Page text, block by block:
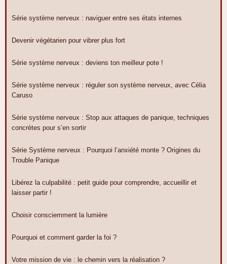
Série système nerveux : naviguer entre ses états internes
Devenir végétarien pour vibrer plus fort
Série système nerveux : deviens ton meilleur pote !
Série système nerveux : réguler son système nerveux, avec Célia
Caruso
Série système nerveux : Stop aux attaques de panique, techniques
concrètes pour s’en sortir
Série Système nerveux : Pourquoi l’anxiété monte ? Origines du
Trouble Panique
Libérez la culpabilité : petit guide pour comprendre, accueillir et
laisser partir !
Choisir consciemment la lumière
Pourquoi et comment garder la foi ?
Votre mission de vie : le chemin vers la réalisation ?